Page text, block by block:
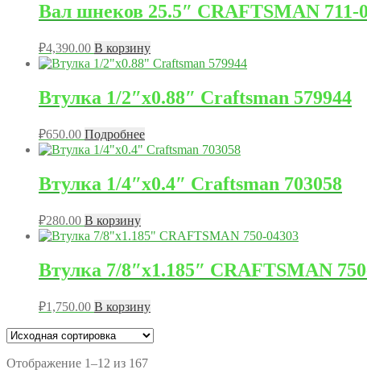
Вал шнеков 25.5″ CRAFTSMAN 711-
₽4,390.00 В корзину
Втулка 1/2″x0.88″ Craftsman 579944
₽650.00 Подробнее
Втулка 1/4″x0.4″ Craftsman 703058
₽280.00 В корзину
Втулка 7/8″x1.185″ CRAFTSMAN
₽1,750.00 В корзину
Отображение 1–12 из 167